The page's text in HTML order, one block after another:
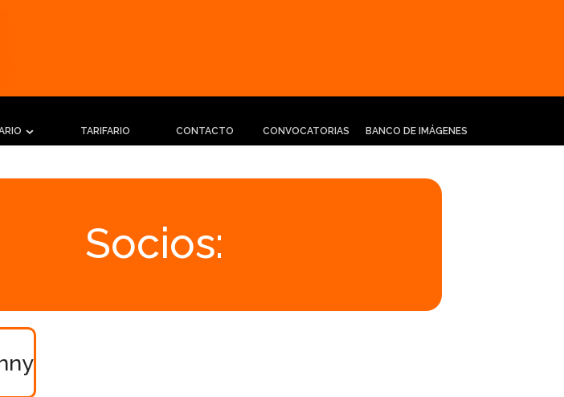
TARIFARIO CONTACTO CONVOCATORIAS BANCO DE IMÁGENES
Socios: